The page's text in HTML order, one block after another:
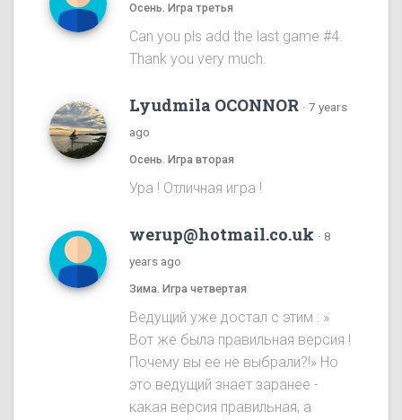
Осень. Игра третья
Can you pls add the last game #4.
Thank you very much.
Lyudmila OCONNOR · 7 years
ago
Осень. Игра вторая
Ура ! Отличная игра !
werup@hotmail.co.uk · 8
years ago
Зима. Игра четвертая
Ведущий уже достал с этим : »
Вот же была правильная версия !
Почему вы ее не выбрали?!» Но
это ведущий знает заранее -
какая версия правильная, а